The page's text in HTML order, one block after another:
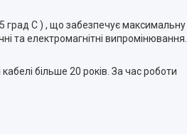
град С) , що забезпечує максимальну
та електромагнітні випромінювання.
більше 20 років. За час роботи